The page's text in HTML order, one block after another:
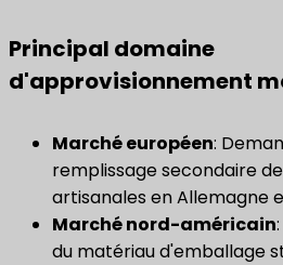
Principal domaine
d'approvisionnement
Marché européen:
remplissage secondaire
artisanales en Allemagne
Marché nord-américain
du matériau d'emballage